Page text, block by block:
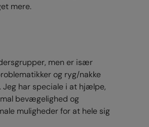
mere.
men er især
og ryg/nakke
Jeg har speciale i at hjælpe,
bevægelighed og
muligheder for at hele sig